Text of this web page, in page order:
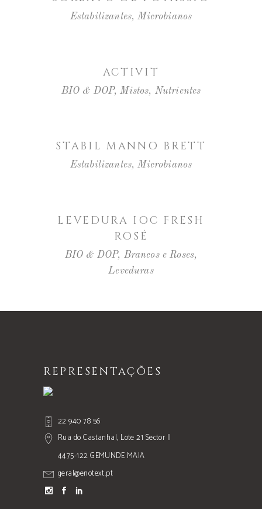
Estabilizantes,Microbianos
ACTIVIT
BIO & DOP,Mistos, Nutrientes
STABIL MANNO BRETT
Estabilizantes,Microbianos
LEVEDURA IOC FRESH
ROSÉ
BIO & DOP, Brancos e Roses,
Leveduras
REPRESENTAÇÕES
22 940 78 56
Rua do Castanhal, Lote 21 Sector II
4475-122 GEMUNDE MAIA
geral@enotext.pt